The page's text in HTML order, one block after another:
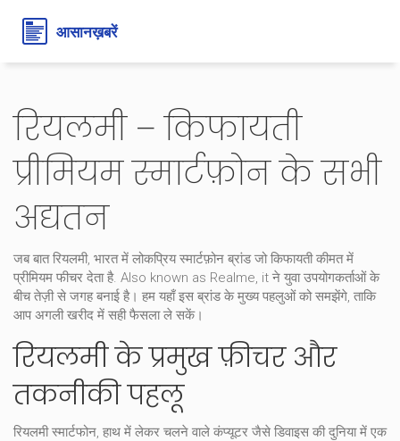
रियलमी – किफायती
प्रीमियम स्मार्टफ़ोन के सभी
अद्यतन
जब बातरियलमी, भारत में लोकप्रिय स्मार्टफ़ोन ब्रांड जो किफायती कीमत में
प्रीमियम फीचर देता है. Also known as Realme, it ने युवा उपयोगकर्ताओं के
बीच तेज़ी से जगह बनाई है। हम यहाँ इस ब्रांड के मुख्य पहलुओं को समझेंगे, ताकि
आप अगली खरीद में सही फैसला ले सकें।
रियलमी के प्रमुख फ़ीचर और
तकनीकी पहलू
रियलमीस्मार्टफोन, हाथ में लेकर चलने वाले कंप्यूटर जैसे डिवाइस की दुनिया में एक